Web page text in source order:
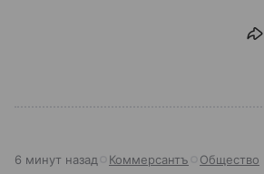
6 минут назад Коммерсантъ Общество